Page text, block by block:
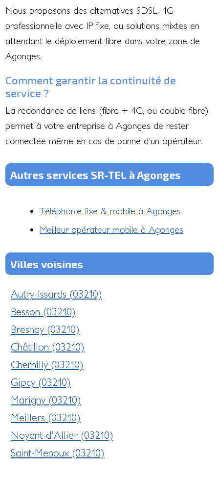
Nous proposons des alternatives SDSL, 4G
professionnelle avec IP fixe, ou solutions mixtes en
attendant le déploiement fibre dans votre zone de
Agonges.
Comment garantir la continuité de
service ?
La redondance de liens (fibre + 4G, ou double fibre)
permet à votre entreprise à Agonges de rester
connectée même en cas de panne d'un opérateur.
Autres services SR-TEL à Agonges
Téléphonie fixe & mobile à Agonges
Meilleur opérateur mobile à Agonges
Villes voisines
Autry-Issards (03210)
Besson (03210)
Bresnay (03210)
Châtillon (03210)
Chemilly (03210)
Gipcy (03210)
Marigny (03210)
Meillers (03210)
Noyant-d'Allier (03210)
Saint-Menoux (03210)